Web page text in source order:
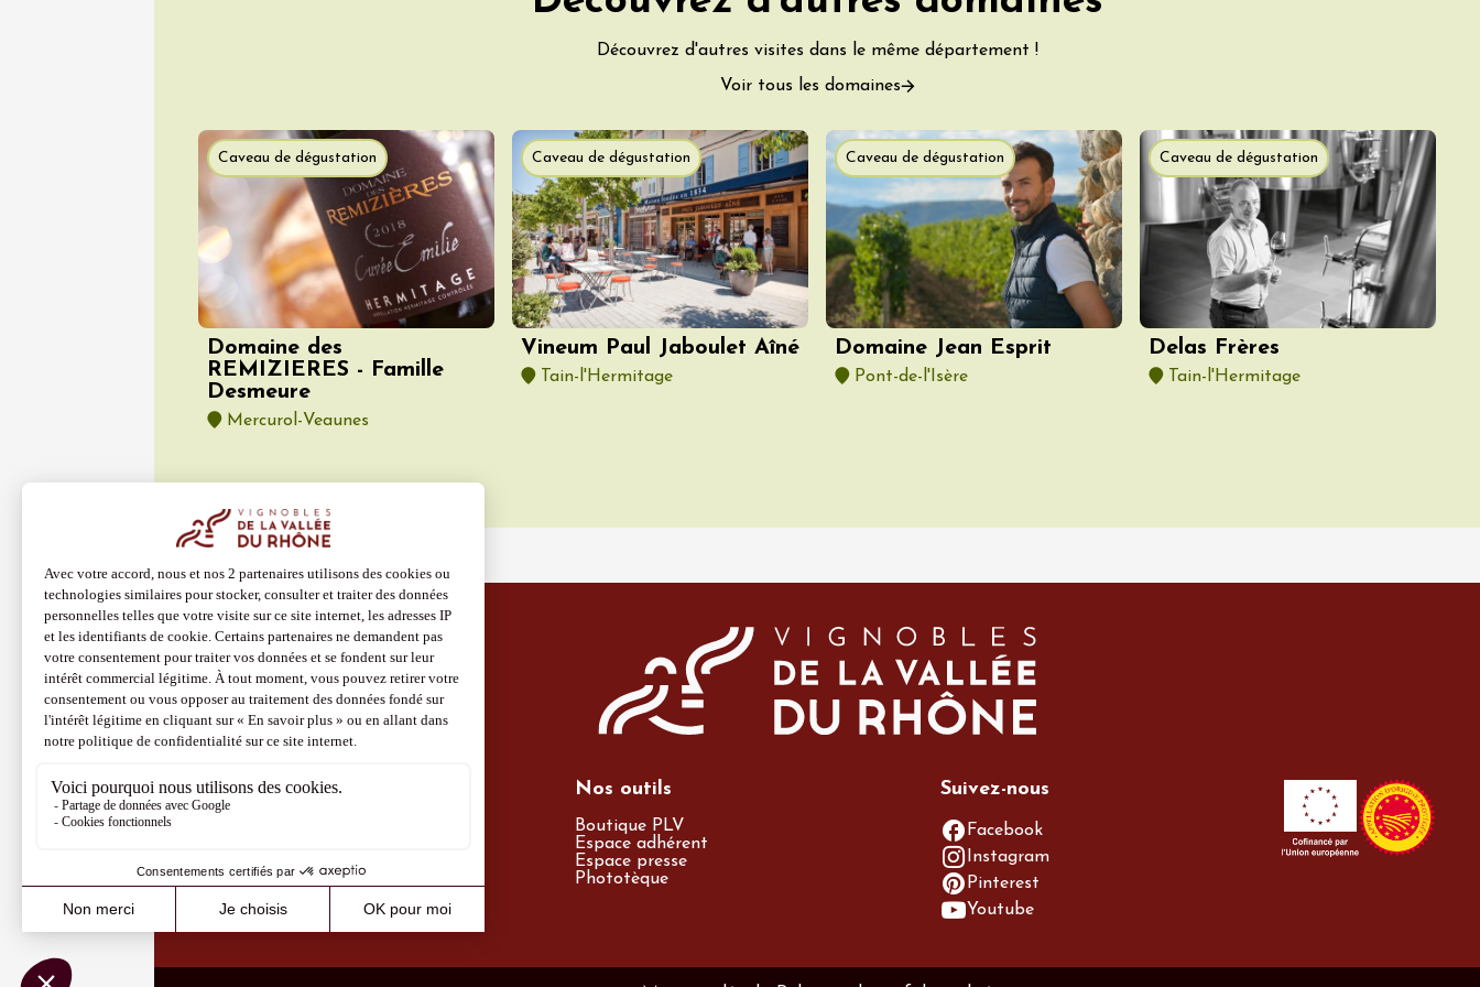
Voir tout l'agenda
Découvrez d'autres visites dans le même département !
Voir tous les domaines
Caveau de dégustation
Domaine des
REMIZIERES - Famille
Desmeure
Mercurol-Veaunes
Caveau de dégustation
Vineum Paul Jaboulet Aîné
Tain-l'Hermitage
Caveau de dégustation
Domaine Jean Esprit
Pont-de-l'Isère
Caveau de dégustation
Delas Frères
Tain-l'Hermitage
Découvrir aussi Nos outils
Boutique PLV
Espace adhérent
Espace presse
Phototèque
Suivez-nous
Facebook
Instagram
Pinterest
Youtube